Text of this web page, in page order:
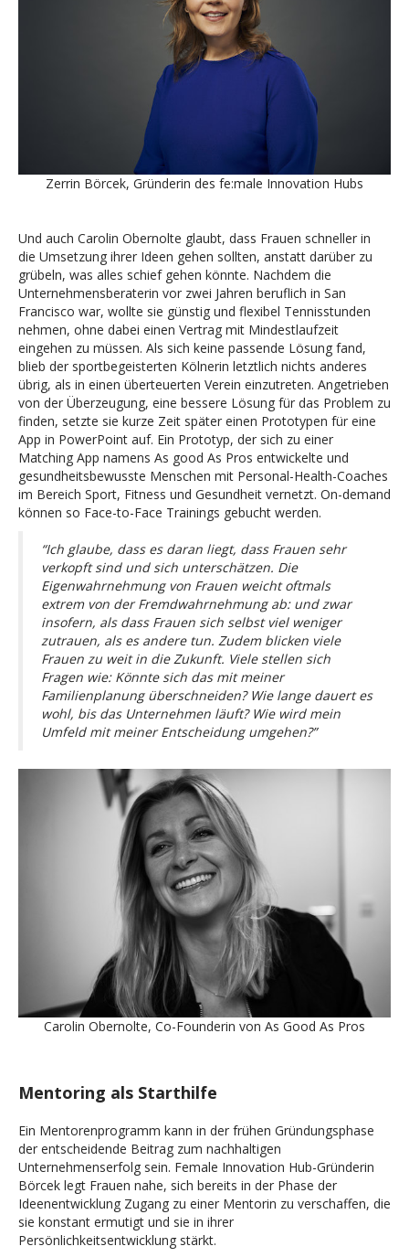
Zerrin Börcek, Gründerin des fe:male Innovation Hubs
Und auch Carolin Obernolte glaubt, dass Frauen schneller in
die Umsetzung ihrer Ideen gehen sollten, anstatt darüber zu
grübeln, was alles schief gehen könnte. Nachdem die
Unternehmensberaterin vor zwei Jahren beruflich in San
Francisco war, wollte sie günstig und flexibel Tennisstunden
nehmen, ohne dabei einen Vertrag mit Mindestlaufzeit
eingehen zu müssen. Als sich keine passende Lösung fand,
blieb der sportbegeisterten Kölnerin letztlich nichts anderes
übrig, als in einen überteuerten Verein einzutreten. Angetrieben
von der Überzeugung, eine bessere Lösung für das Problem zu
finden, setzte sie kurze Zeit später einen Prototypen für eine
App in PowerPoint auf. Ein Prototyp, der sich zu einer
Matching App namens As good As Pros entwickelte und
gesundheitsbewusste Menschen mit Personal-Health-Coaches
im Bereich Sport, Fitness und Gesundheit vernetzt. On-demand
können so Face-to-Face Trainings gebucht werden.
“Ich glaube, dass es daran liegt, dass Frauen sehr
verkopft sind und sich unterschätzen. Die
Eigenwahrnehmung von Frauen weicht oftmals
extrem von der Fremdwahrnehmung ab: und zwar
insofern, als dass Frauen sich selbst viel weniger
zutrauen, als es andere tun. Zudem blicken viele
Frauen zu weit in die Zukunft. Viele stellen sich
Fragen wie: Könnte sich das mit meiner
Familienplanung überschneiden? Wie lange dauert es
wohl, bis das Unternehmen läuft? Wie wird mein
Umfeld mit meiner Entscheidung umgehen?”
Carolin Obernolte, Co-Founderin von As Good As Pros
Mentoring als Starthilfe
Ein Mentorenprogramm kann in der frühen Gründungsphase
der entscheidende Beitrag zum nachhaltigen
Unternehmenserfolg sein. Female Innovation Hub-Gründerin
Börcek legt Frauen nahe, sich bereits in der Phase der
Ideenentwicklung Zugang zu einer Mentorin zu verschaffen, die
sie konstant ermutigt und sie in ihrer
Persönlichkeitsentwicklung stärkt.